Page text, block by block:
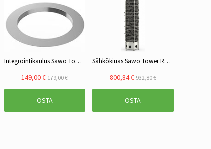
Integrointikaulus Sawo Tower Round TH6 -kiukaille, teräs
149,00 € 179,00 €
OSTA
Sähkökiuas Sawo Tower Round 9kW, kiinteä ohjaus
800,84 € 932,80 €
OSTA